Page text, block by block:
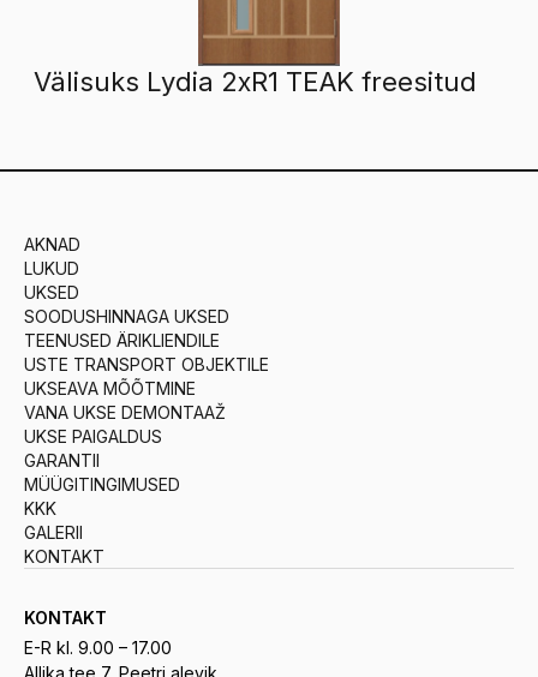
Välisuks Lydia 2xR1 TEAK freesitud
AKNAD
LUKUD
UKSED
SOODUSHINNAGA UKSED
TEENUSED ÄRIKLIENDILE
USTE TRANSPORT OBJEKTILE
UKSEAVA MÕÕTMINE
VANA UKSE DEMONTAAŽ
UKSE PAIGALDUS
GARANTII
MÜÜGITINGIMUSED
KKK
GALERII
KONTAKT
KONTAKT
E-R kl. 9.00 – 17.00
Allika tee 7, Peetri alevik